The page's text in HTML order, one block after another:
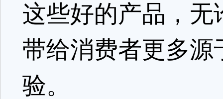
这些好的产品，
带给消费者更多
验。